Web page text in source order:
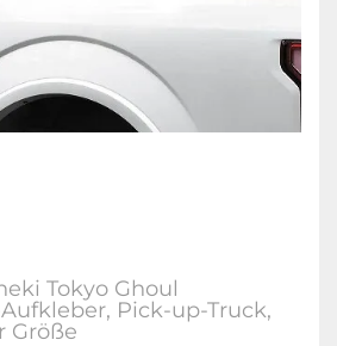
Tokyo Ghoul
Pick-up-Truck,
Größe